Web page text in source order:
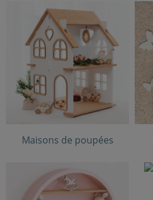
Maisons de poupées